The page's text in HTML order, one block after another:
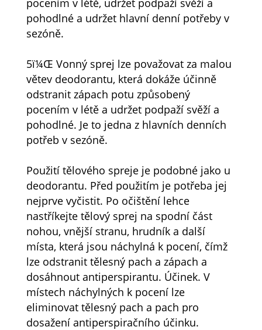
pohodlné a udržet hlavní denní potřeby v
sezóně.
5ï¼Œ Vonný sprej lze považovat za malou
větev deodorantu, která dokáže účinně
odstranit zápach potu způsobený
pocením v létě a udržet podpaží svěží a
pohodlné. Je to jedna z hlavních denních
potřeb v sezóně.
Použití tělového spreje je podobné jako u
deodorantu. Před použitím je potřeba jej
nejprve vyčistit. Po očištění lehce
nastříkejte tělový sprej na spodní část
nohou, vnější stranu, hrudník a další
místa, která jsou náchylná k pocení, čímž
lze odstranit tělesný pach a zápach a
dosáhnout antiperspirantu. Účinek. V
místech náchylných k pocení lze
eliminovat tělesný pach a pach pro
dosažení antiperspiračního účinku.